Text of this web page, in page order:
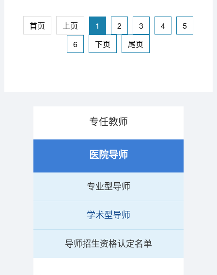
首页 上页 1 2 3 4
5
6
下页 尾页
专任教师
医院导师
专业型导师
学术型导师
导师招生资格认定名单